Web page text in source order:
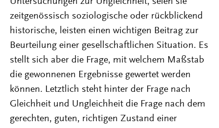
zeitgenössisch soziologische oder rückblickend
historische, leisten einen wichtigen Beitrag zur
Beurteilung einer gesellschaftlichen Situation. Es
stellt sich aber die Frage, mit welchem Maßstab
die gewonnenen Ergebnisse gewertet werden
können. Letztlich steht hinter der Frage nach
Gleichheit und Ungleichheit die Frage nach dem
gerechten, guten, richtigen Zustand einer